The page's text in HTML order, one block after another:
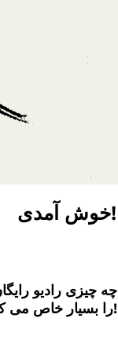
خوش آمدی!
چه چیزی رادیو
آزاد FREIRAD را بسیار خاص می کند!